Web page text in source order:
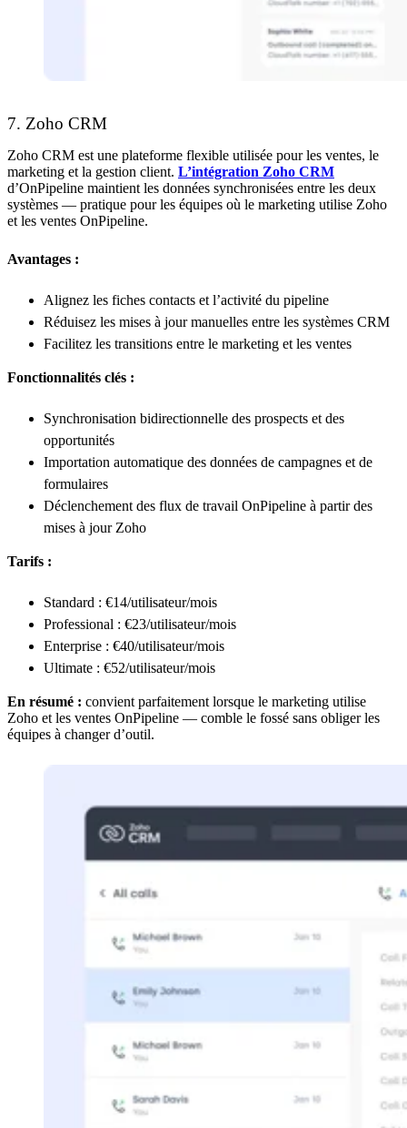
7. Zoho CRM
Zoho CRM est une plateforme flexible utilisée pour les ventes, le
marketing et la gestion client. L’intégration Zoho CRM
d’OnPipeline maintient les données synchronisées entre les deux
systèmes — pratique pour les équipes où le marketing utilise Zoho
et les ventes OnPipeline.
Avantages :
Alignez les fiches contacts et l’activité du pipeline
Réduisez les mises à jour manuelles entre les systèmes CRM
Facilitez les transitions entre le marketing et les ventes
Fonctionnalités clés :
Synchronisation bidirectionnelle des prospects et des
opportunités
Importation automatique des données de campagnes et de
formulaires
Déclenchement des flux de travail OnPipeline à partir des
mises à jour Zoho
Tarifs :
Standard : €14/utilisateur/mois
Professional : €23/utilisateur/mois
Enterprise : €40/utilisateur/mois
Ultimate : €52/utilisateur/mois
En résumé : convient parfaitement lorsque le marketing utilise
Zoho et les ventes OnPipeline — comble le fossé sans obliger les
équipes à changer d’outil.